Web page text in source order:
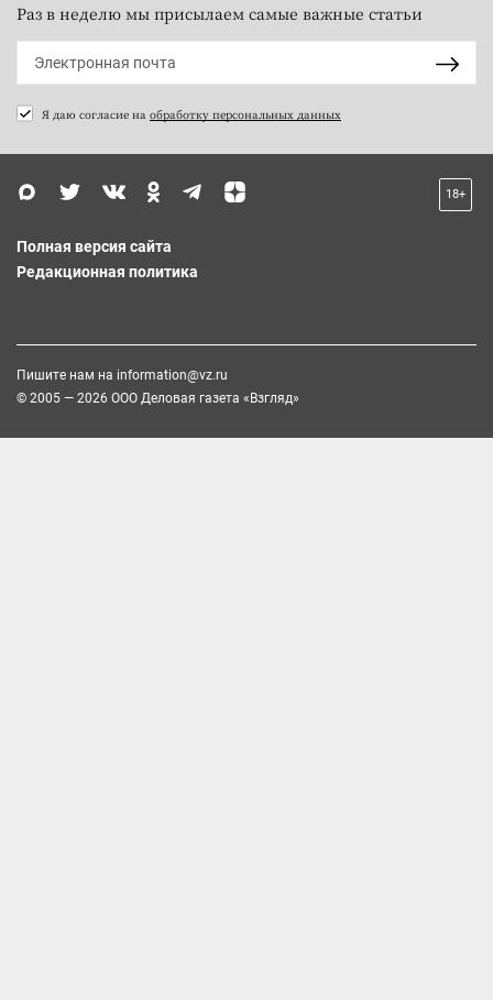
Раз в неделю мы присылаем самые важные статьи
Я даю согласие на обработку персональных данных
18+
Полная версия сайта
Редакционная политика
Пишите нам на information@vz.ru
© 2005 — 2026 ООО Деловая газета «Взгляд»